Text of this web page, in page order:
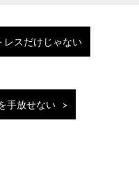
レスだけじゃない
手放せない